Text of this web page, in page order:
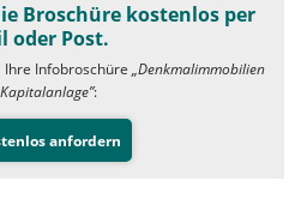
Broschüre kostenlos per
oder Post.
Infobroschüre „Denkmalimmobilien
:
anfordern